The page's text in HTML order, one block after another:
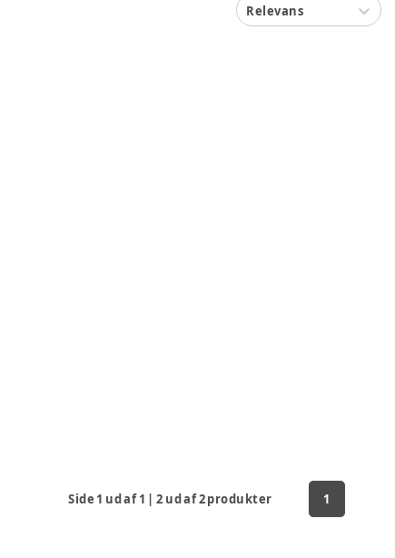
Relevans
Side 1 ud af1 |2 ud af2produkter 1